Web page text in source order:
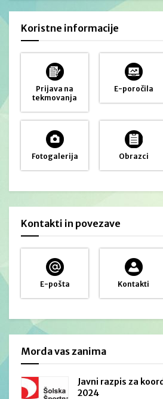
Koristne informacije
Prijava na
tekmovanja
E-poročila
Fotogalerija Obrazci
Kontakti in povezave
E-pošta Kontakti
Morda vas zanima
Javni razpis za
2024